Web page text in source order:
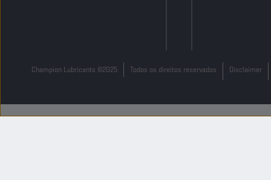
Champion Lubricants ©2025 Todos os direitos reservados Disclaimer